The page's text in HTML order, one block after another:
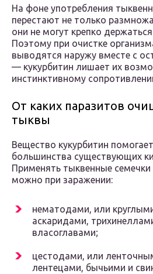
На фоне употребления
перестают не только
они не могут крепко
Поэтому при очистке
выводятся наружу вместе с
— кукурбитин лишает их
инстинктивному
От каких паразитов
тыквы
Вещество кукурбитин
большинства существующих
Применять тыквенные
можно при заражении:
нематодами, или
аскаридами,
власоглавами;
цестодами, или
лентецами, бычьими и